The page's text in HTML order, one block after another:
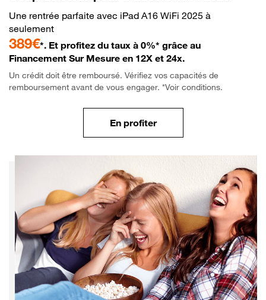
Une rentrée parfaite avec iPad A16 WiFi 2025 à
seulement
389€*. Et profitez du taux à 0%* grâce au
Financement Sur Mesure en 12X et 24x.
Un crédit doit être remboursé. Vérifiez vos capacités de
remboursement avant de vous engager. *Voir conditions.
En profiter